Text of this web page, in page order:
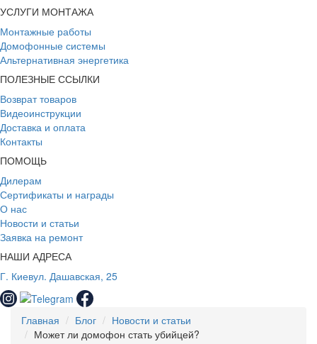
УСЛУГИ МОНТАЖА
Монтажные работы
Домофонные системы
Альтернативная энергетика
ПОЛЕЗНЫЕ ССЫЛКИ
Возврат товаров
Видеоинструкции
Доставка и оплата
Контакты
ПОМОЩЬ
Дилерам
Сертификаты и награды
О нас
Новости и статьи
Заявка на ремонт
НАШИ АДРЕСА
Г. Киевул. Дашавская, 25
Главная Блог
Новости и статьи
Может ли домофон стать убийцей?